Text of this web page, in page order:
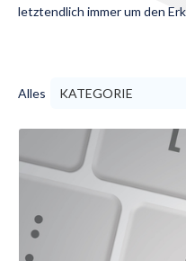
letztendlich immer um den
Alles